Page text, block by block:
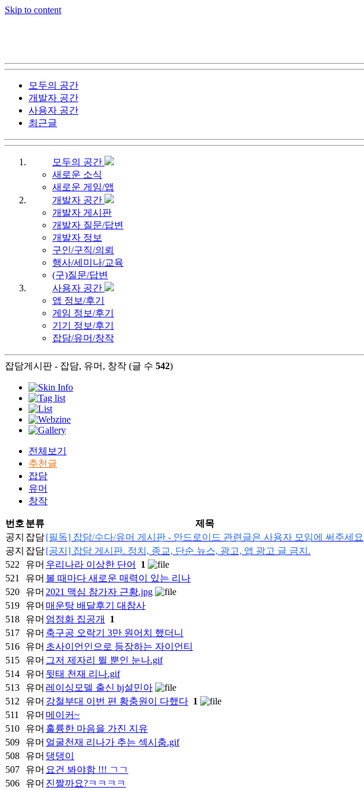
Skip to content
모두의 공간
개발자 공간
사용자 공간
최근글
모두의 공간
새로운 소식
새로운 게임/앱
개발자 공간
개발자 게시판
개발자 질문/답변
개발자 정보
구인/구직/의뢰
행사/세미나/교육
(구)질문/답변
사용자 공간
앱 정보/후기
게임 정보/후기
기기 정보/후기
잡담/유머/창작
잡담게시판 - 잡담, 유머, 창작 (글 수 542)
전체보기
추천글
잡담
유머
창작
번호 분류 제목
공지 잡담[필독] 잡담/수다/유머 게시판 - 안드로이드 관련글은 사용자 모임에 써주세요
공지 잡담[공지] 잡담 게시판. 정치, 종교, 단순 뉴스, 광고, 앱 광고 글 금지.
522
유머 우리나라 이상한 단어 1
521
유머 볼 때마다 새로운 매력이 있는 리나
520
유머 2021 맥심 참가자 근황.jpg
519
유머 매운탕 배달후기 대참사
518
유머 엄정화 집공개 1
517
유머 축구공 오락기 3만 원어치 했더니
516
유머 초사이언인으로 등장하는 자이언티
515
유머 그저 제자리 뛸 뿐인 눈나.gif
514
유머 뒷태 천재 리나.gif
513
유머 레이싱모델 출신 bj설민아
512
유머 강철부대 이번 편 황충원이 다했다 1
511
유머 메이커~
510
유머 훌륭한 마음을 가진 지유
509
유머 얼굴천재 리나가 추는 섹시춤.gif
508
유머 댕댕이
507
유머 요건 봐야함 !!! ㄱㄱ
506
유머 진짤까요?ㅋㅋㅋㅋ